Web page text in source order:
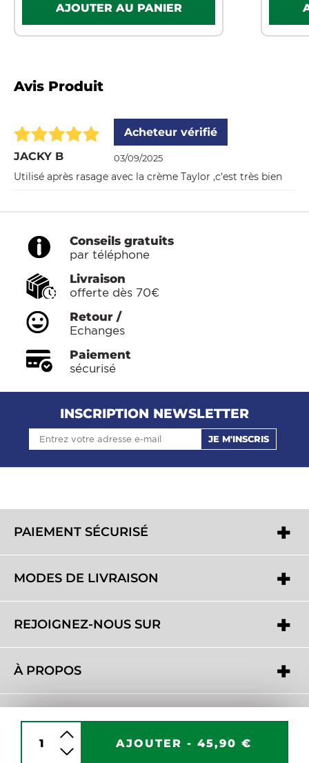
AJOUTER - 45,90 €
Avis Produit
JACKY B
Acheteur vérifié
03/09/2025
Utilisé après rasage avec la crème Taylor ,c'est très bien
Conseils gratuits
par téléphone
Livraison
offerte dès 70€
Retour /
Echanges
Paiement
sécurisé
INSCRIPTION NEWSLETTER
JE M'INSCRIS
PAIEMENT SÉCURISÉ
MODES DE LIVRAISON
REJOIGNEZ-NOUS SUR
À PROPOS
BESOIN D'AIDE ?